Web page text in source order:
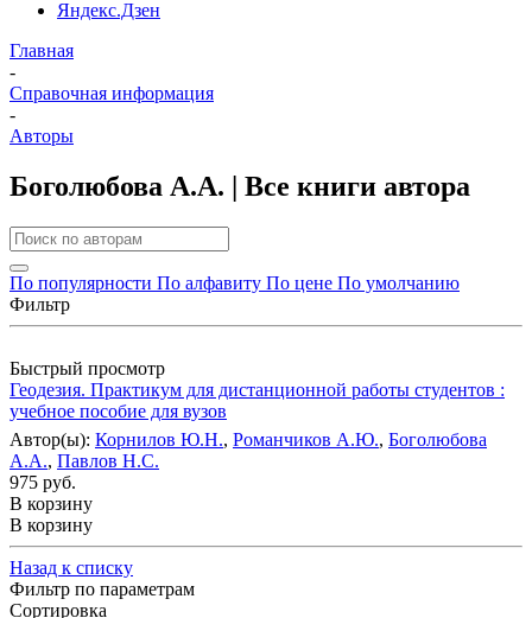
Яндекс.Дзен
Главная
-
Справочная информация
-
Авторы
Боголюбова А.А. | Все книги автора
По популярности По алфавиту По цене По умолчанию
Фильтр
Быстрый просмотр
Геодезия. Практикум для дистанционной работы студентов :
учебное пособие для вузов
Автор(ы): Корнилов Ю.Н., Романчиков А.Ю., Боголюбова
А.А., Павлов Н.С.
975 руб.
В корзину
В корзину
Назад к списку
Фильтр по параметрам
Сортировка